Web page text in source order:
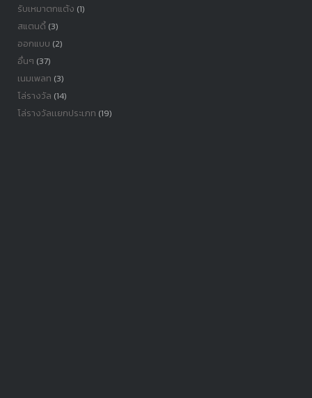
รับเหมาตกแต้ง (1)
สแตนดี้(3)
ออกแบบ (2)
อื่นๆ (37)
เนมเพลท (3)
โล่รางวัล (14)
โล่รางวัลเเยกประเภท (19)